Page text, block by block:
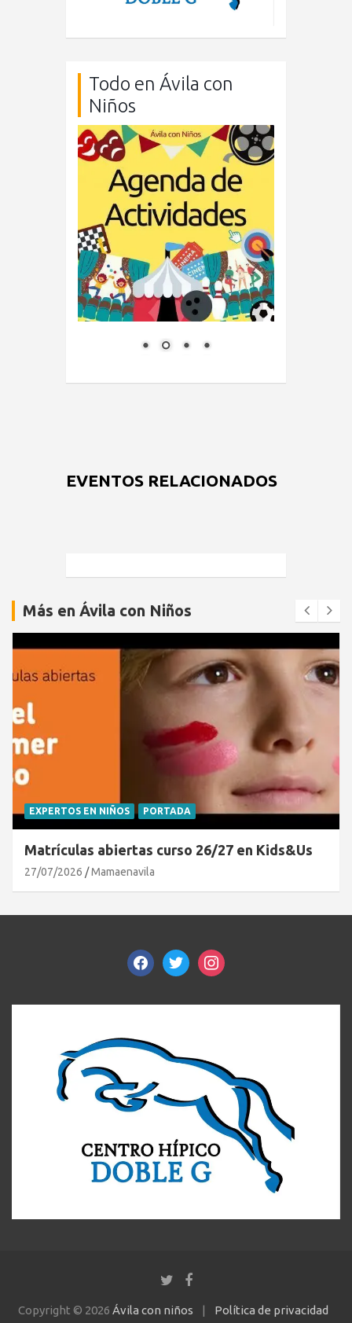
Todo en Ávila con
Niños
EVENTOS RELACIONADOS
Más en Ávila con Niños
EXPERTOS EN NIÑOS PORTADA
Matrículas abiertas curso 26/27 en Kids&Us
27/07/2026 Mamaenavila
facebooktwitterinstagram
Copyright © 2026 Ávila con niños Política de privacidad